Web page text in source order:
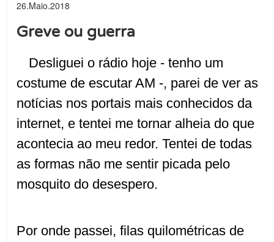
26.Maio.2018
Greve ou guerra
Desliguei o rádio hoje - tenho um
costume de escutar AM -, parei de ver as
notícias nos portais mais conhecidos da
internet, e tentei me tornar alheia do que
acontecia ao meu redor. Tentei de todas
as formas não me sentir picada pelo
mosquito do desespero.
Por onde passei, filas quilométricas de